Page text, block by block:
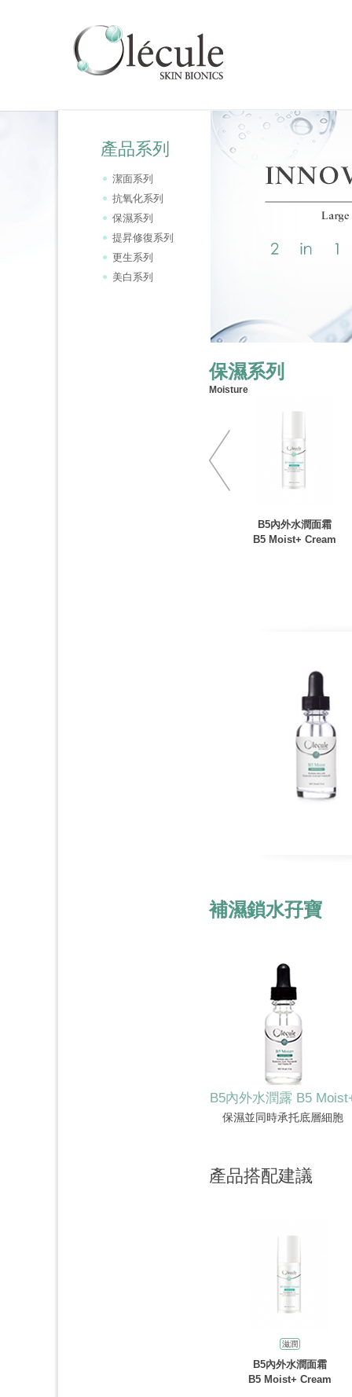
產品系列
潔面系列
抗氧化系列
保濕系列
提昇修復系列
更生系列
美白系列
保濕系列
Moisture
B5內外水潤面霜
B5 Moist+ Cream
補濕鎖水孖寶
B5內外水潤露 B5
保濕並同時承托底層細胞
產品搭配建議
滋潤
B5內外水潤面霜
B5 Moist+ Cream